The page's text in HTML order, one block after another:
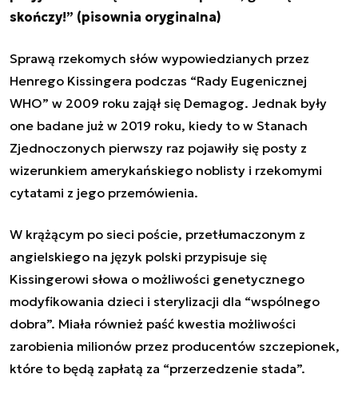
skończy!” (pisownia oryginalna)
Sprawą rzekomych słów wypowiedzianych przez
Henrego Kissingera podczas “Rady Eugenicznej
WHO” w 2009 roku zajął się Demagog. Jednak były
one badane już w 2019 roku, kiedy to w Stanach
Zjednoczonych pierwszy raz pojawiły się posty z
wizerunkiem amerykańskiego noblisty i rzekomymi
cytatami z jego przemówienia.
W krążącym po sieci poście, przetłumaczonym z
angielskiego na język polski przypisuje się
Kissingerowi słowa o możliwości genetycznego
modyfikowania dzieci i sterylizacji dla “wspólnego
dobra”. Miała również paść kwestia możliwości
zarobienia milionów przez producentów szczepionek,
które to będą zapłatą za “przerzedzenie stada”.